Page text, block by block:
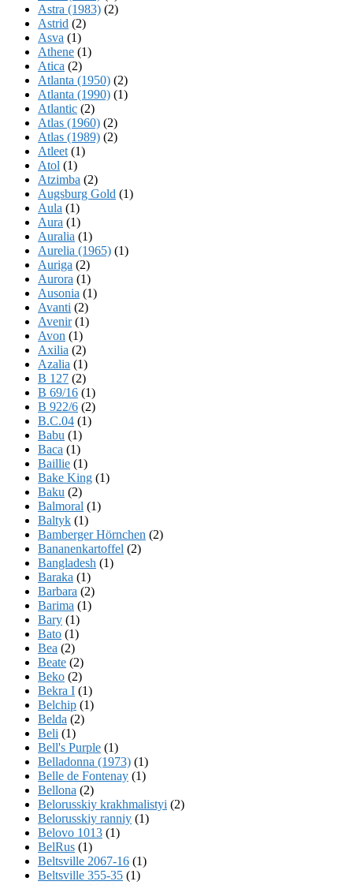
Astra (1983) (2)
Astrid (2)
Asva (1)
Athene (1)
Atica (2)
Atlanta (1950) (2)
Atlanta (1990) (1)
Atlantic (2)
Atlas (1960) (2)
Atlas (1989) (2)
Atleet (1)
Atol (1)
Atzimba (2)
Augsburg Gold (1)
Aula (1)
Aura (1)
Auralia (1)
Aurelia (1965) (1)
Auriga (2)
Aurora (1)
Ausonia (1)
Avanti (2)
Avenir(1)
Avon (1)
Axilia (2)
Azalia (1)
B 127 (2)
B 69/16 (1)
B 922/6 (2)
B.C.04 (1)
Babu (1)
Baca (1)
Baillie (1)
Bake King (1)
Baku (2)
Balmoral (1)
Baltyk (1)
Bamberger Hörnchen (2)
Bananenkartoffel (2)
Bangladesh (1)
Baraka (1)
Barbara (2)
Barima (1)
Bary (1)
Bato (1)
Bea (2)
Beate (2)
Beko (2)
Bekra I (1)
Belchip (1)
Belda (2)
Beli (1)
Bell's Purple (1)
Belladonna (1973) (1)
Belle de Fontenay (1)
Bellona (2)
Belorusskiy krakhmalistyi (2)
Belorusskiy ranniy (1)
Belovo 1013 (1)
BelRus (1)
Beltsville 2067-16 (1)
Beltsville 355-35 (1)